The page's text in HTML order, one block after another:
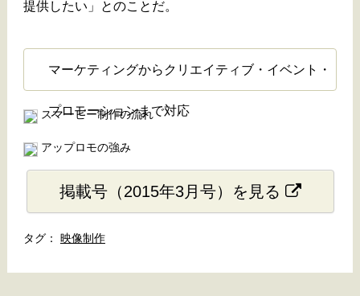
提供したい」とのことだ。
マーケティングからクリエイティブ・イベント・
プロモーションまで対応
スマービー制作の流れ
アップロモの強み
掲載号（2015年3月号）を見る
映像制作